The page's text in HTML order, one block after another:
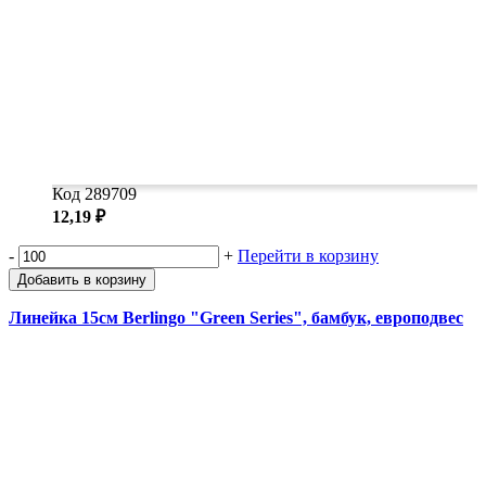
Код 289709
12,19 ₽
- + Перейти в корзину
Добавить в корзину
Линейка 15см Berlingo "Green Series", бамбук, европодвес